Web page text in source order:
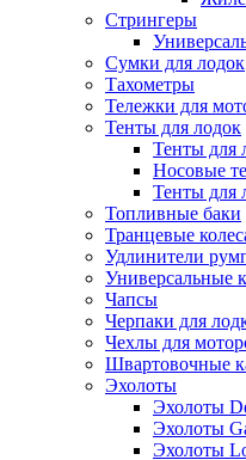
Стрингеры
Сумки для лодок
Тахометры
Тележки для
Тенты для лодок
Тенты для
Носовые
Тенты для
Топливные баки
Транцевые
Удлинители
Универсальные
Чапсы
Черпаки для
Чехлы для
Швартовочные
Эхолоты
Эхолоты
Эхолоты
Эхолоты